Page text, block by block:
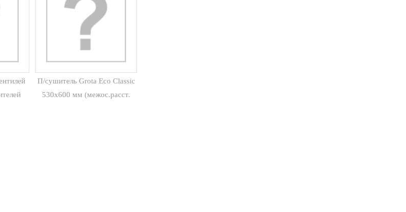
П/сушитель Grota Eco Classic
530х600 мм (межос.расст.